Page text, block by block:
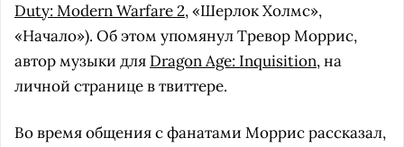
Duty: Modern Warfare 2, «Шерлок Холмс»,
«Начало»). Об этом упомянул Тревор Моррис,
автор музыки для Dragon Age: Inquisition, на
личной странице в твиттере.
Во время общения с фанатами Моррис рассказал,